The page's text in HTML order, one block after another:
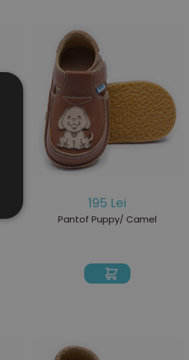
195 Lei
Pantof Puppy/ Camel